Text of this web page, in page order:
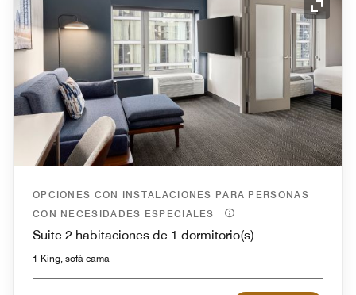
Icono
OPCIONES CON INSTALACIONES PARA PERSONAS
CON NECESIDADES ESPECIALES
Suite 2 habitaciones de 1 dormitorio(s)
1 King, sofá cama